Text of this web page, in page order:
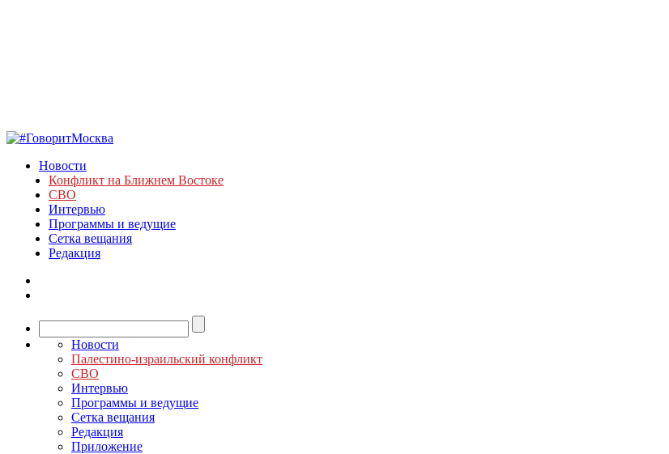
Новости
Конфликт на Ближнем Востоке
СВО
Интервью
Программы и ведущие
Сетка вещания
Редакция
Новости
Палестино-израильский конфликт
СВО
Интервью
Программы и ведущие
Сетка вещания
Редакция
Приложение